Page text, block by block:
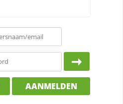
AANMELDEN